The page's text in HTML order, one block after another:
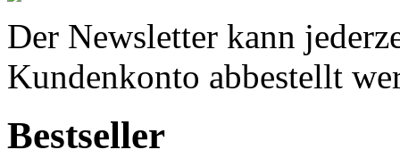
Der Newsletter kann
Kundenkonto abbestellt
Bestseller